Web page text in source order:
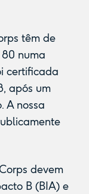
têm de
numa
certificada
após um
A nossa
devem
B (BIA) e